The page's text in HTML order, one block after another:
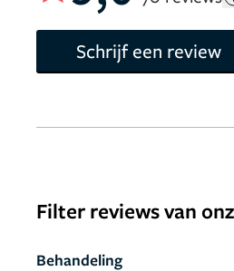
Schrijf een review
Filter reviews van
Behandeling